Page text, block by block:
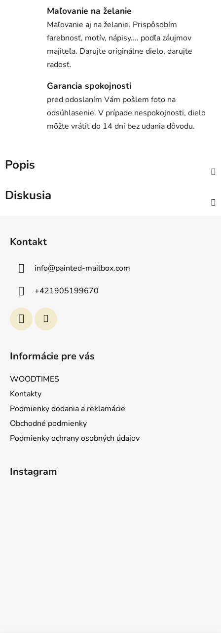
Maľovanie na želanie
Maľovanie aj na želanie. Prispôsobím
farebnosť, motív, nápisy.... podľa záujmov
majiteľa. Darujte originálne dielo, darujte
radosť.
Garancia spokojnosti
pred odoslaním Vám pošlem foto na
odsúhlasenie. V prípade nespokojnosti, dielo
môžte vrátiť do 14 dní bez udania dôvodu.
Popis
Diskusia
Kontakt
info@painted-mailbox.com
+421905199670
Informácie pre vás
WOODTIMES
Kontakty
Podmienky dodania a reklamácie
Obchodné podmienky
Podmienky ochrany osobných údajov
Instagram